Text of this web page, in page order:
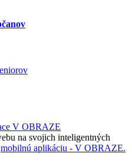
na svojich inteligentných
mobilnú aplikáciu - V OBRAZE.